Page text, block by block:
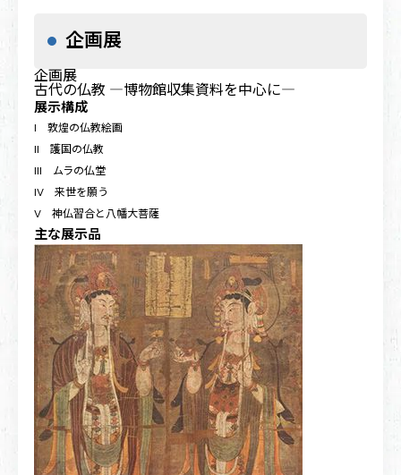
企画展
企画展
古代の仏教 ―博物館収集資料を中心に―
展示構成
I 敦煌の仏教絵画
II 護国の仏教
III ムラの仏堂
IV 来世を願う
V 神仏習合と八幡大菩薩
主な展示品